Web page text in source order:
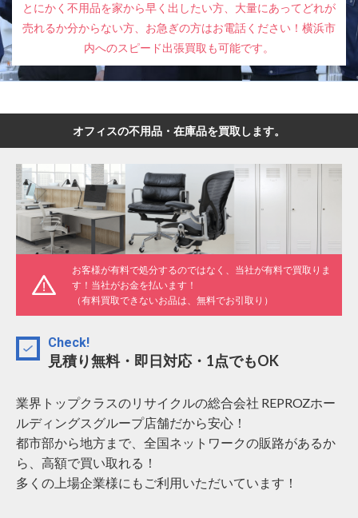
とにかく不用品を家から早く出したい方、大量にあってどれが
売れるか分からない方、お急ぎの方はお電話ください！横浜市
内へのスピード出張買取も可能です。
オフィスの不用品・在庫品を買取します。
お客様が有料で処分するのではなく、当社が有料で買取りま
す！当社がお金を払います！
（有料買取できないお品は、無料でお引取り）
Check!
見積り無料・即日対応・1点でもOK
業界トップクラスのリサイクルの総合会社 REPROZホー
ルディングスグループ店舗だから安心！
都市部から地方まで、全国ネットワークの販路があるか
ら、高額で買い取れる！
多くの上場企業様にもご利用いただいています！